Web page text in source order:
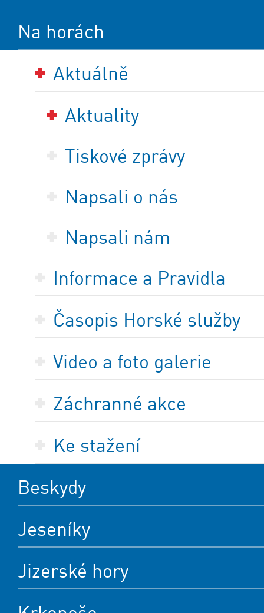
Na horách
Aktuálně
Aktuality
Tiskové zprávy
Napsali o nás
Napsali nám
Informace a Pravidla
Časopis Horské služby
Video a foto galerie
Záchranné akce
Ke stažení
Beskydy
Jeseníky
Jizerské hory